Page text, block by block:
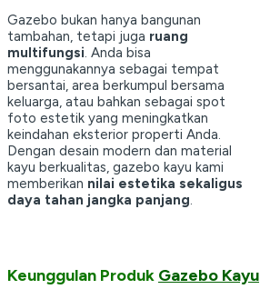
Gazebo bukan hanya bangunan
tambahan, tetapi juga ruang
multifungsi. Anda bisa
menggunakannya sebagai tempat
bersantai, area berkumpul bersama
keluarga, atau bahkan sebagai spot
foto estetik yang meningkatkan
keindahan eksterior properti Anda.
Dengan desain modern dan material
kayu berkualitas, gazebo kayu kami
memberikan nilai estetika sekaligus
daya tahan jangka panjang.
Keunggulan Produk Gazebo Kayu